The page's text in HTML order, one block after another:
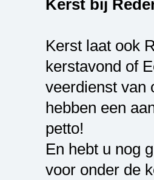
Kerst bij
Kerst laat ook
kerstavond of
veerdienst van
hebben een
petto!
En hebt u nog
voor onder de